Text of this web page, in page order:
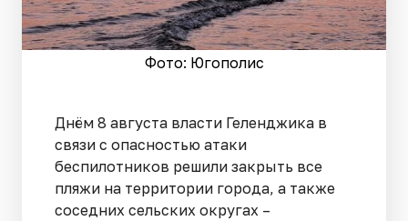
Фото: Югополис
Днём 8 августа власти Геленджика в
связи с опасностью атаки
беспилотников решили закрыть все
пляжи на территории города, а также
соседних сельских округах –